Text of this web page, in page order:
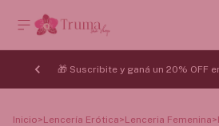
🎁 Suscribite y ganá un 20% OFF
Inicio>Lencería Erótica>Lenceria Femenina>